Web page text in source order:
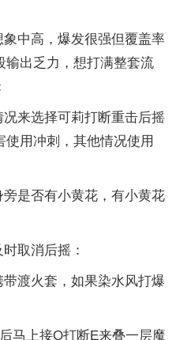
中高，爆发很强但覆盖率
输出乏力，想打满整套流
来选择可莉打断重击后摇
用冲刺，其他情况使用
是否有小黄花，有小黄花
取消后摇：
渡火套，如果染水风打爆
上接Q打断E来叠一层魔